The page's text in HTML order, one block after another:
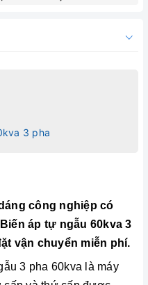
3 pha
công nghiệp có
áp tự ngẫu 60kva 3
vận chuyển miễn phí.
3 pha 60kva là máy